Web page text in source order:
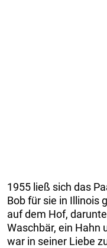
1955 ließ sich das
Bob für sie in Illinois
auf dem Hof,
Waschbär, ein Hahn
war in seiner Liebe